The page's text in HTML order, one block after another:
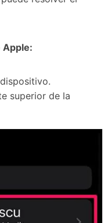
Apple:󠀲󠀩󠀠󠀥󠀦󠀩󠀥󠀥󠀥󠀳
superior de la